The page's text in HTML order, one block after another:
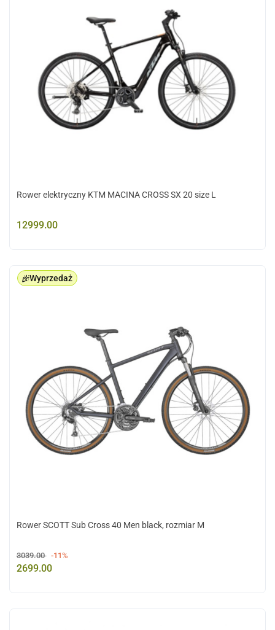
Rower elektryczny KTM MACINA CROSS SX 20 size L
12999.00
Wyprzedaż
Rower SCOTT Sub Cross 40 Men black, rozmiar M
3039.00 -11%
2699.00